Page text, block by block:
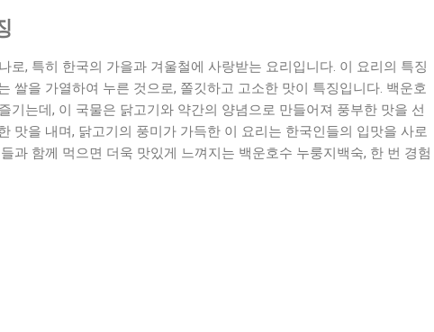
로, 특히 한국의 가을과 겨울철에 사랑받는 요리입니다. 이 요리의 특징
쌀을 가열하여 누른 것으로, 쫄깃하고 고소한 맛이 특징입니다. 백운호
기는데, 이 국물은 닭고기와 약간의 양념으로 만들어져 풍부한 맛을 선
맛을 내며, 닭고기의 풍미가 가득한 이 요리는 한국인들의 입맛을 사로
과 함께 먹으면 더욱 맛있게 느껴지는 백운호수 누룽지백숙, 한 번 경험